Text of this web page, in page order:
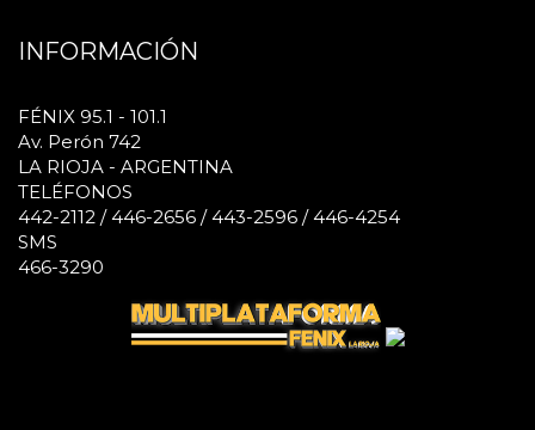
INFORMACIÓN
FÉNIX 95.1 - 101.1
Av. Perón 742
LA RIOJA - ARGENTINA
TELÉFONOS
442-2112 / 446-2656 / 443-2596 / 446-4254
SMS
466-3290